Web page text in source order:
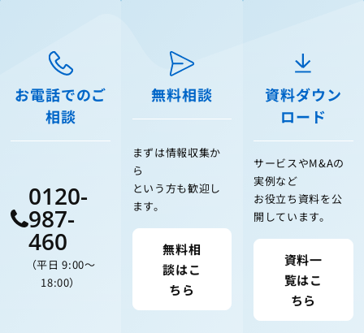
お電話でのご
相談
0120-
987-
460
（平日 9:00〜
18:00）
無料相談
まずは情報収集か
ら
という方も歓迎し
ます。
無料相
談はこ
ちら
資料ダウン
ロード
サービスやM&Aの
実例など
お役立ち資料を公
開しています。
資料一
覧はこ
ちら